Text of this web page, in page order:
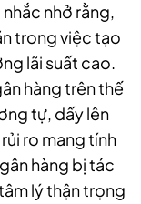
nhở rằng,
trong việc tạo
lãi suất cao.
hàng trên thế
tự, dấy lên
ro mang tính
hàng bị tác
lý thận trọng